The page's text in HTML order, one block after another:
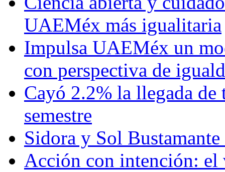
UAEMéx más igualitaria
Impulsa UAEMéx un
con perspectiva de
Cayó 2.2% la llegada de
semestre
Sidora y Sol
Acción con intención: el